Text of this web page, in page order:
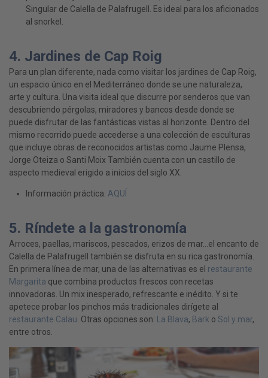
Singular de Calella de Palafrugell. Es ideal para los aficionados
al snorkel.
4. Jardines de Cap Roig
Para un plan diferente, nada como visitar los jardines de Cap Roig,
un espacio único en el Mediterráneo donde se une naturaleza,
arte y cultura. Una visita ideal que discurre por senderos que van
descubriendo pérgolas, miradores y bancos desde donde se
puede disfrutar de las fantásticas vistas al horizonte. Dentro del
mismo recorrido puede accederse a una colección de esculturas
que incluye obras de reconocidos artistas como Jaume Plensa,
Jorge Oteiza o Santi Moix También cuenta con un castillo de
aspecto medieval erigido a inicios del siglo XX.
Información práctica: AQUÍ
5. Ríndete a la gastronomía
Arroces, paellas, mariscos, pescados, erizos de mar…el encanto de
Calella de Palafrugell también se disfruta en su rica gastronomía.
En primera línea de mar, una de las alternativas es el restaurante
Margarita que combina productos frescos con recetas
innovadoras. Un mix inesperado, refrescante e inédito. Y si te
apetece probar los pinchos más tradicionales dirígete al
restaurante Calau . Otras opciones son: La Blava, Bark o Sol y mar,
entre otros.